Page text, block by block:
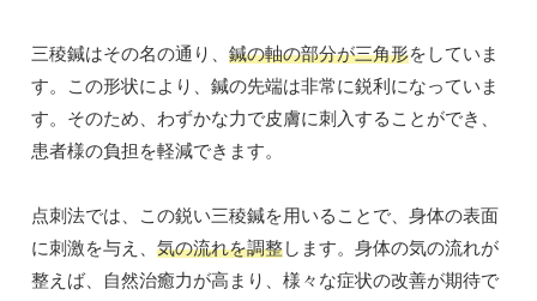
三稜鍼はその名の通り、 鍼の軸の部分が三角形をしていま
す。この形状により、鍼の先端は非常に鋭利になっていま
す。そのため、わずかな力で皮膚に刺入することができ、
患者様の負担を軽減できます。
点刺法では、この鋭い三稜鍼を用いることで、身体の表面
に刺激を与え、 気の流れを調整します。身体の気の流れが
整えば、自然治癒力が高まり、様々な症状の改善が期待で